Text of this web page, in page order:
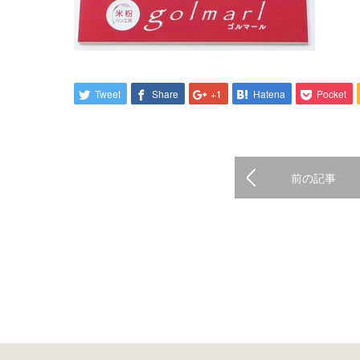
Tweet Share +1 Hatena Pocket
前の記事